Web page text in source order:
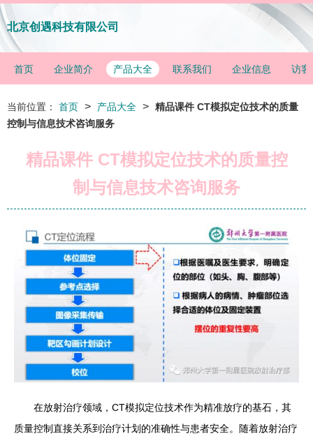
北京创遇科技有限公司
首页 企业简介 产品大全 联系我们 企业信息 访客
当前位置： 首页 > 产品大全 > 精品课件 CT模拟定位技术的质量
控制与信息技术咨询服务
精品课件 CT模拟定位技术的质量控
制与信息技术咨询服务
在放射治疗领域，CT模拟定位技术作为精准放疗的基石，其
质量控制直接关系到治疗计划的准确性与患者安全。随着放射治疗